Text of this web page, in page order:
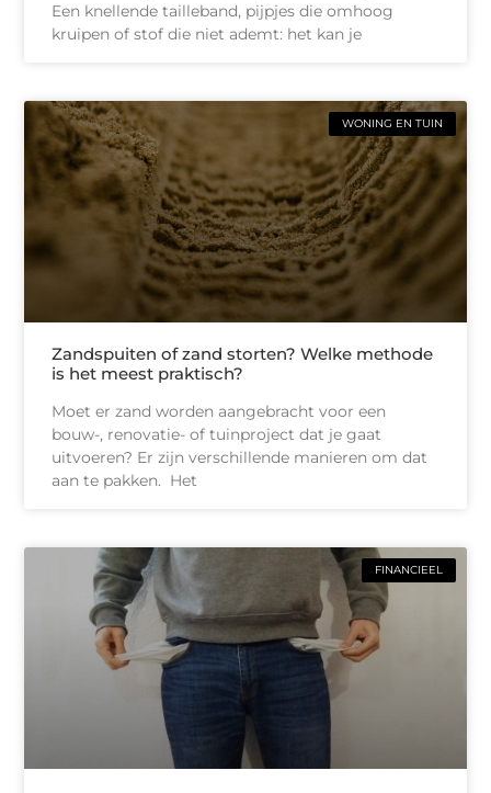
Een knellende tailleband, pijpjes die omhoog
kruipen of stof die niet ademt: het kan je
WONING EN TUIN
Zandspuiten of zand storten? Welke methode
is het meest praktisch?
Moet er zand worden aangebracht voor een
bouw-, renovatie- of tuinproject dat je gaat
uitvoeren? Er zijn verschillende manieren om dat
aan te pakken. Het
FINANCIEEL